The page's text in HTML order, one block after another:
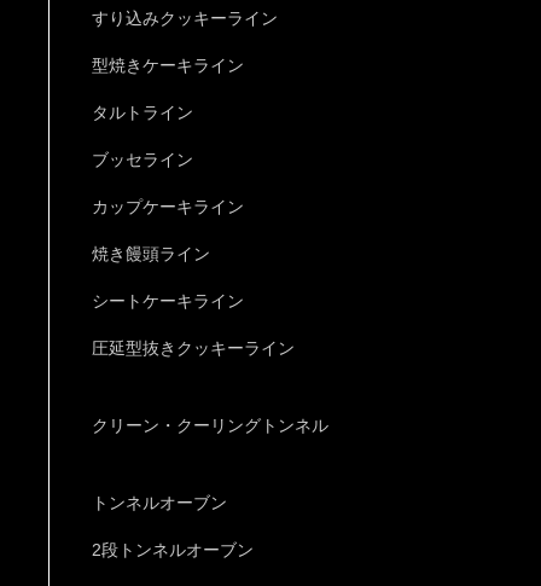
すり込みクッキーライン
型焼きケーキライン
タルトライン
ブッセライン
カップケーキライン
焼き饅頭ライン
シートケーキライン
圧延型抜きクッキーライン
クリーン・クーリングトンネル
トンネルオーブン
2段トンネルオーブン